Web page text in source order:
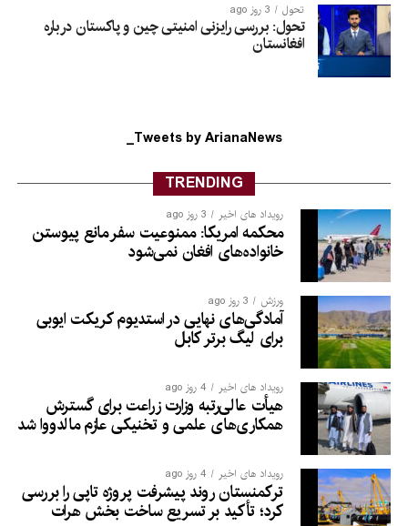
تحول 3 روز ago
تحول: بررسی رایزنی امنیتی چین و پاکستان درباره
افغانستان
Tweets by ArianaNews_
TRENDING
رویداد های اخیر 3 روز ago
محکمه امریکا: ممنوعیت سفر مانع پیوستن
خانواده‌های افغان نمی‌شود
ورزش 3 روز ago
آمادگی‌های نهایی در استدیوم کریکت ایوبی
برای لیگ برتر کابل
رویداد های اخیر 4 روز ago
هیأت عالی‌رتبه وزارت زراعت برای گسترش
همکاری‌های علمی و تخنیکی عازم مالدووا شد
رویداد های اخیر 4 روز ago
ترکمنستان روند پیشرفت پروژه تاپی را بررسی
کرد؛ تأکید بر تسریع ساخت بخش هرات